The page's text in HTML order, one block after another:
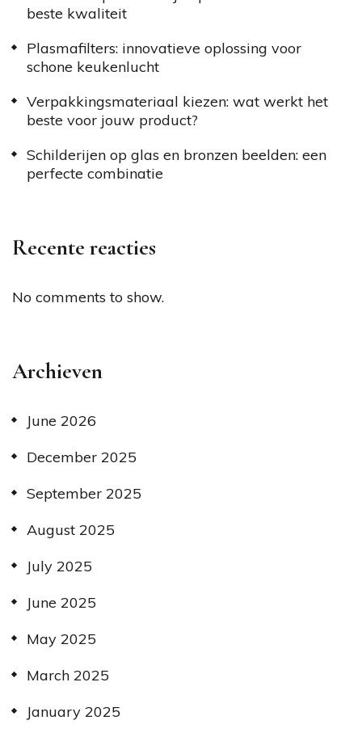
beste kwaliteit
Plasmafilters: innovatieve oplossing voor
schone keukenlucht
Verpakkingsmateriaal kiezen: wat werkt het
beste voor jouw product?
Schilderijen op glas en bronzen beelden: een
perfecte combinatie
Recente reacties
No comments to show.
Archieven
June 2026
December 2025
September 2025
August 2025
July 2025
June 2025
May 2025
March 2025
January 2025